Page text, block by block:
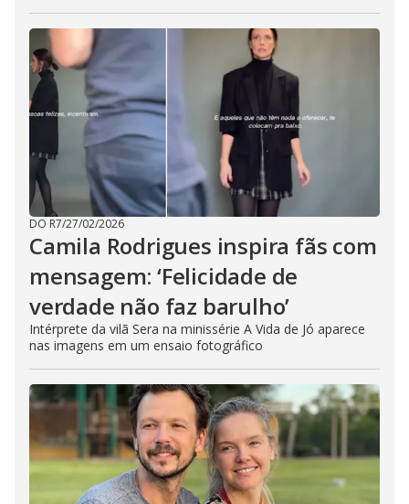
DO R7/27/02/2026
Camila Rodrigues inspira fãs com
mensagem: ‘Felicidade de
verdade não faz barulho’
Intérprete da vilã Sera na minissérie A Vida de Jó aparece
nas imagens em um ensaio fotográfico